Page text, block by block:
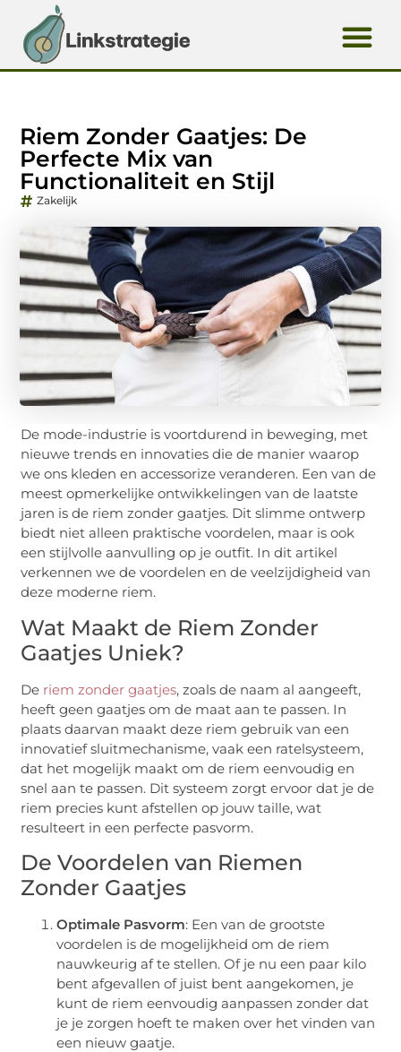
Riem Zonder Gaatjes: De
Perfecte Mix van
Functionaliteit en Stijl
Zakelijk
De mode-industrie is voortdurend in beweging, met
nieuwe trends en innovaties die de manier waarop
we ons kleden en accessorize veranderen. Een van de
meest opmerkelijke ontwikkelingen van de laatste
jaren is de riem zonder gaatjes. Dit slimme ontwerp
biedt niet alleen praktische voordelen, maar is ook
een stijlvolle aanvulling op je outfit. In dit artikel
verkennen we de voordelen en de veelzijdigheid van
deze moderne riem.
Wat Maakt de Riem Zonder
Gaatjes Uniek?
De riem zonder gaatjes, zoals de naam al aangeeft,
heeft geen gaatjes om de maat aan te passen. In
plaats daarvan maakt deze riem gebruik van een
innovatief sluitmechanisme, vaak een ratelsysteem,
dat het mogelijk maakt om de riem eenvoudig en
snel aan te passen. Dit systeem zorgt ervoor dat je de
riem precies kunt afstellen op jouw taille, wat
resulteert in een perfecte pasvorm.
De Voordelen van Riemen
Zonder Gaatjes
Optimale Pasvorm: Een van de grootste
voordelen is de mogelijkheid om de riem
nauwkeurig af te stellen. Of je nu een paar kilo
bent afgevallen of juist bent aangekomen, je
kunt de riem eenvoudig aanpassen zonder dat
je je zorgen hoeft te maken over het vinden van
een nieuw gaatje.